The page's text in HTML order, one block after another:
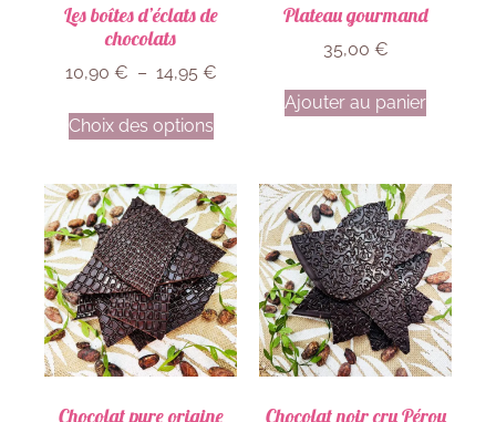
Les boîtes d’éclats de
chocolats
10,90 € – 14,95 €
Choix des options
Plateau gourmand
35,00 €
Ajouter au panier
Chocolat pure origine Chocolat noir cru Pérou